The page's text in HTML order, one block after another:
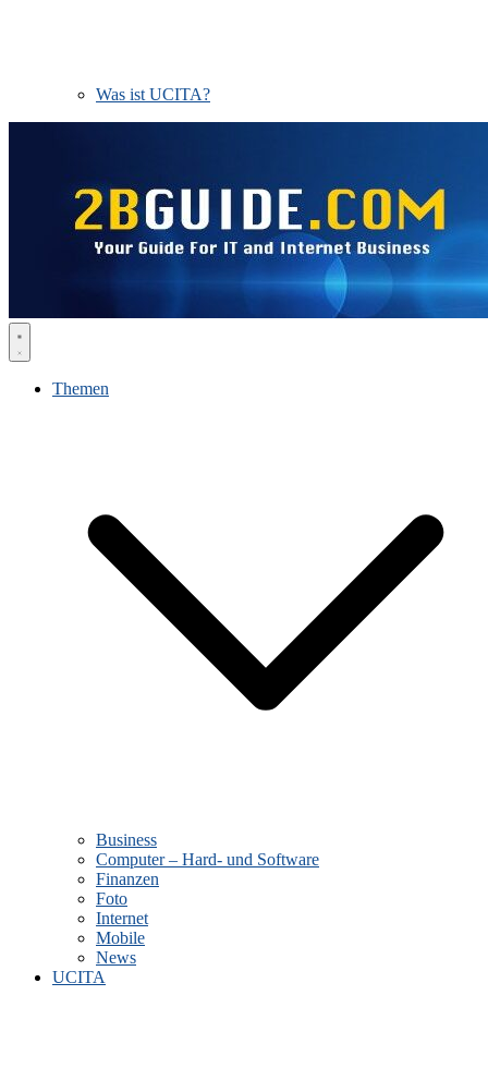
Was ist UCITA?
Themen
Business
Computer – Hard- und Software
Finanzen
Foto
Internet
Mobile
News
UCITA